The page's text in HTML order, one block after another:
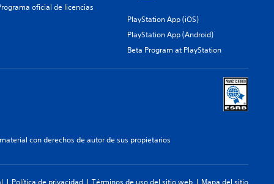
oficial de licencias
PlayStation App (iOS)
PlayStation App (Android)
Beta Program at PlayStation
con derechos de autor de sus propietarios
Política de privacidad Términos de uso del sitio web Mapa del sitio